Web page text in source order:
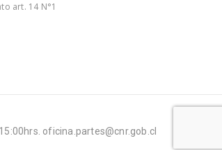
art. 14 N°1
oficina.partes@cnr.gob.cl